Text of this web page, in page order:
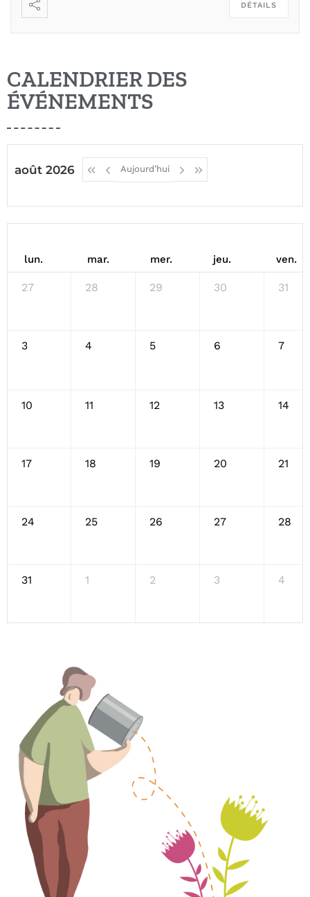
DÉTAILS
CALENDRIER DES
ÉVÉNEMENTS
août 2026 Aujourd’hui
lun. mar. mer. jeu. ven.
27 28 29 30 31
3 4 5 6 7
10 11 12 13 14
17 18 19 20 21
24 25 26 27 28
31 1 2 3 4